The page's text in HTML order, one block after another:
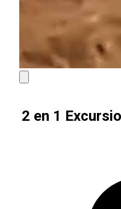
2 en 1